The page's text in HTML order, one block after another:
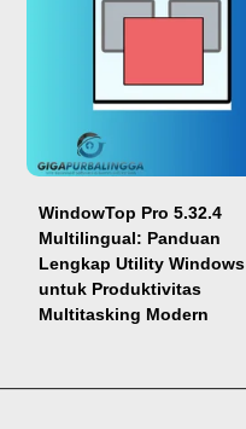
WindowTop Pro 5.32.4
Multilingual: Panduan
Lengkap Utility Windows
untuk Produktivitas
Multitasking Modern